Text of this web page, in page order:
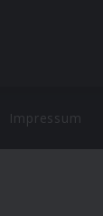
Impressum